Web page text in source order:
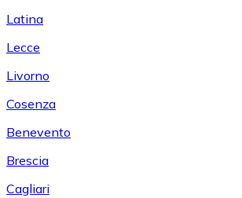
Latina
Lecce
Livorno
Cosenza
Benevento
Brescia
Cagliari